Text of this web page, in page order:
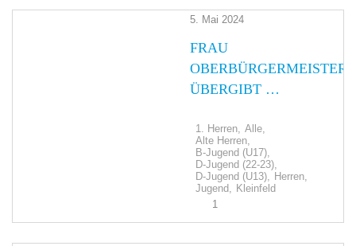
5. Mai 2024
FRAU
ÜBERGIBT …
1. Herren, Alle,
Alte Herren,
B-Jugend (U17),
D-Jugend (22-23),
D-Jugend (U13), Herren,
Jugend, Kleinfeld
1